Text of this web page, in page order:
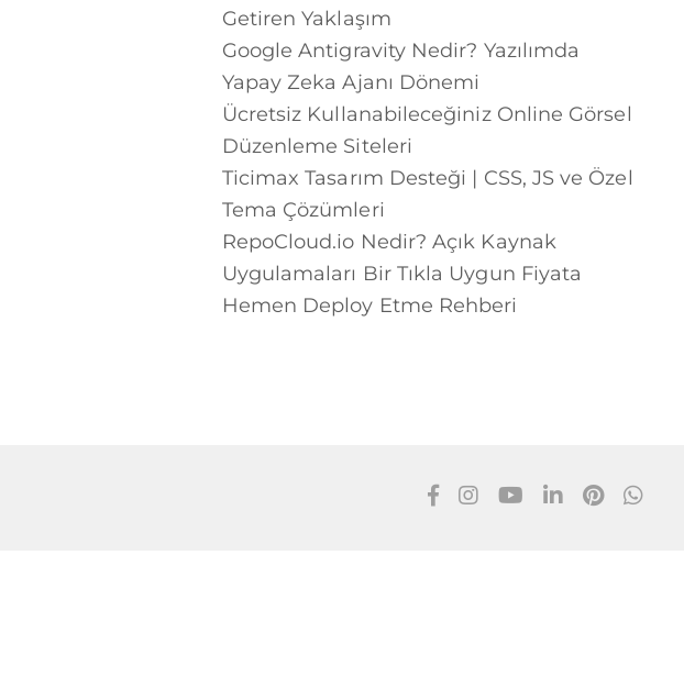
Getiren Yaklaşım
Google Antigravity Nedir? Yazılımda
Yapay Zeka Ajanı Dönemi
Ücretsiz Kullanabileceğiniz Online Görsel
Düzenleme Siteleri
Ticimax Tasarım Desteği | CSS, JS ve Özel
Tema Çözümleri
RepoCloud.io Nedir? Açık Kaynak
Uygulamaları Bir Tıkla Uygun Fiyata
Hemen Deploy Etme Rehberi